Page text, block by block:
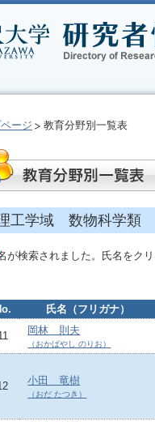
ージ 教育分野別一覧表
工学域 数物科学類
が検索されました。氏名をク
氏名（フリガナ）
岡林 則夫
（おかばやし のりお）
小田 竜樹
（おだ たつき）